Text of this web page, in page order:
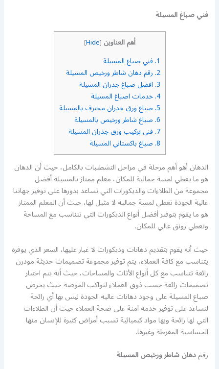
فني صباغ المسيلة
أهم العناوين [
Hide
]
1. فني صباغ المسيلة
2. رقم دهان شاطر ورخيص المسيلة
3. افضل صباغ جدران المسيلة
4. خدمات اصباغ المسيلة
5. صباغ ورق جدران محترف بالمسيلة
6. صباغ شاطر ورخيص بالمسيلة
7. فني تركيب ورق جدران المسيلة
8. صباغ باكستاني المسيلة
الدهان أهو أهم مرحلة في مراحل التشطيبات بالكامل، حيث أن الدهان
هو ما يعطي لمسة جمالية للمكان، معلم ممتاز بالمسيلة أفضل
مجموعة من الطلاءات والديكورات التي تساعد بدورها على توفير جهاتنا
عالية الجودة تعطي لمسة جمالية لا مثيل لها، حيث أن المعلم الممتاز
هو ما يقوم بتوفير أفضل أنواع الديكورات التي تتناسب مع المساحة
وتعطي رونق عالي للمكان.
حيث أنه يقوم بتقديم دهانات وديكورات لا غبار عليها، السعر الذي يوفره
يتناسب مع كافة العملاء، يتم توفير مجموعة تصميمات حديثة مودرن
رائعة تتناسب مع كل أنواع الأثاث والمساحات، حيث أنه يتم اختيار
تصميمات رائعة حسب ذوق العملاء لتواكب الموضة حيث يحرص
صباع المسيلة على وجود دهانات عاليه الجودة ليس بها أي رائحة
لتساعد على توفير خدمه آمنة على صحة العملاء حيث أن الطلاءات
التي لها رائحة وبها مواد كيميائية تسبب أمراض كثيرة للإنسان منها
الحساسية المفرطة وغيرها.
رقمدهان شاطر ورخيص المسيلة